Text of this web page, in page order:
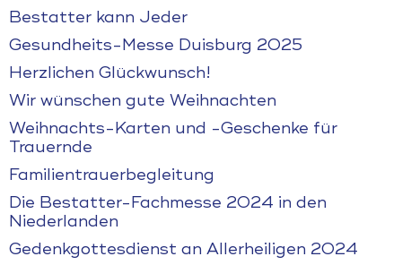
Bestatter kann Jeder
Gesundheits-Messe Duisburg 2025
Herzlichen Glückwunsch!
Wir wünschen gute Weihnachten
Weihnachts-Karten und -Geschenke für
Trauernde
Familientrauerbegleitung
Die Bestatter-Fachmesse 2024 in den
Niederlanden
Gedenkgottesdienst an Allerheiligen 2024